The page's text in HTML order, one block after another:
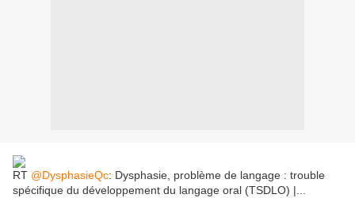
RT @DysphasieQc: Dysphasie, problème de langage : trouble
spécifique du développement du langage oral (TSDLO) |...